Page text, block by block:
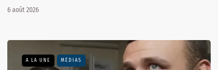
6 août 2026
A LA UNE MÉDIAS